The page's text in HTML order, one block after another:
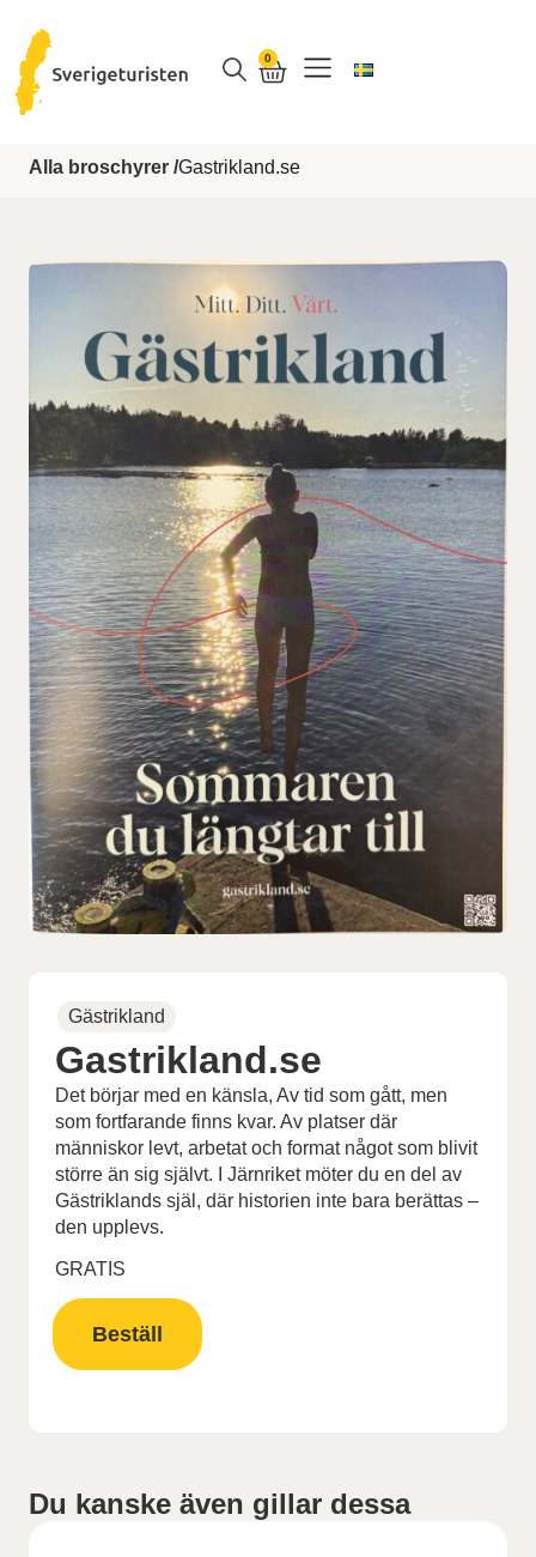
0
Alla broschyrer /Gastrikland.se
Gästrikland
Gastrikland.se
Det börjar med en känsla, Av tid som gått, men
som fortfarande finns kvar. Av platser där
människor levt, arbetat och format något som blivit
större än sig självt. I Järnriket möter du en del av
Gästriklands själ, där historien inte bara berättas –
den upplevs.
GRATIS
Beställ
Du kanske även gillar dessa